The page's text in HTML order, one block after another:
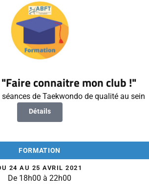
connaitre mon club !"
de Taekwondo de qualité au sein
Détails
FORMATION
24 AU 25 AVRIL 2021
De 18h00 à 22h00